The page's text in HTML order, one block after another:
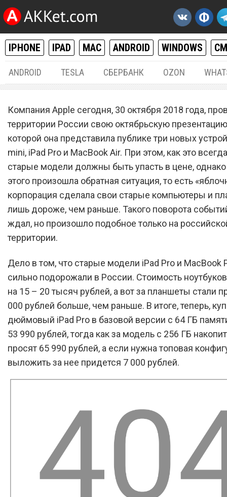
IPHONE IPAD MAC ANDROID WINDOWS
ANDROID TESLA СБЕРБАНК OZON
Старые модели iPad Pro и
MacBook Pro резко сильно
подорожали в России
Компания Apple сегодня, 30 октября 2018 года,
территории России свою октябрьскую
которой она представила публике три новых
mini, iPad Pro и MacBook Air. При этом, как это
старые модели должны быть упасть в цене,
этого произошла обратная ситуация, то есть
корпорация сделала свои старые компьютеры и
лишь дороже, чем раньше. Такого поворота
ждал, но произошло подобное только на
территории.
Дело в том, что старые модели iPad Pro и MacBook
сильно подорожали в России. Стоимость
на 15 – 20 тысяч рублей, а вот за планшеты стали
000 рублей больше, чем раньше. В итоге, теперь,
дюймовый iPad Pro в базовой версии с 64 ГБ
53 990 рублей, тогда как за модель с 256 ГБ
просят 65 990 рублей, а если нужна топовая
выложить за нее придется 7 000 рублей.